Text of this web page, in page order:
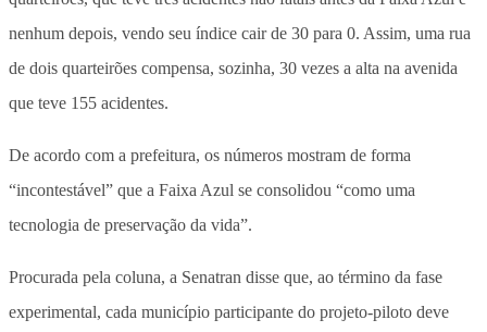
nenhum depois, vendo seu índice cair de 30 para 0. Assim, uma rua
de dois quarteirões compensa, sozinha, 30 vezes a alta na avenida
que teve 155 acidentes.
De acordo com a prefeitura, os números mostram de forma
“incontestável” que a Faixa Azul se consolidou “como uma
tecnologia de preservação da vida”.
Procurada pela coluna, a Senatran disse que, ao término da fase
experimental, cada município participante do projeto-piloto deve